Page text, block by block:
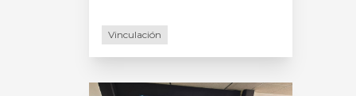
Vinculación